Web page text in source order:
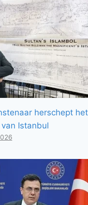
herschept het
Istanbul